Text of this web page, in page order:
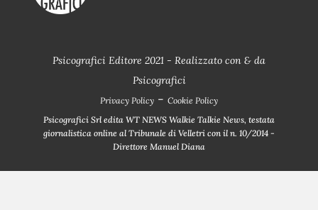
Psicografici Editore 2021 - Realizzato con & da
Psicografici
Privacy Policy - Cookie Policy
Psicografici Srl edita WT NEWS Walkie Talkie News, testata
giornalistica online al Tribunale di Velletri con il n. 10/2014 -
Direttore Manuel Diana